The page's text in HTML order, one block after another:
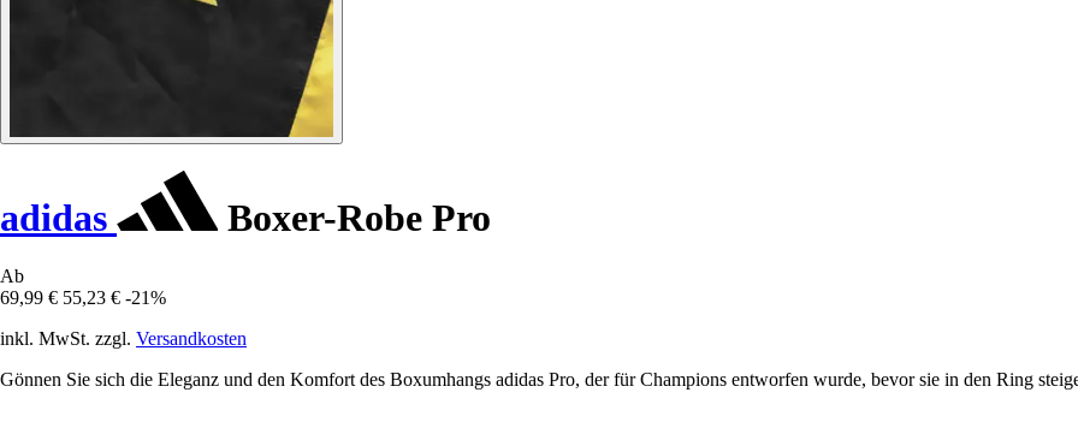
adidas Boxer-Robe Pro
Ab
69,99 € 55,23 € -21%
inkl. MwSt. zzgl. Versandkosten
Gönnen Sie sich die Eleganz und den Komfort des Boxumhangs adidas Pro, der für Champions entworfen wurde, bevor sie in den Ring